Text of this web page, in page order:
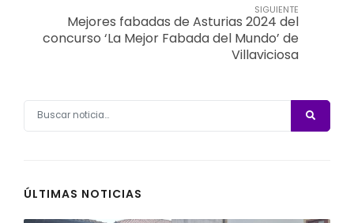
SIGUIENTE
Mejores fabadas de Asturias 2024 del
concurso ‘La Mejor Fabada del Mundo’ de
Villaviciosa
ÚLTIMAS NOTICIAS